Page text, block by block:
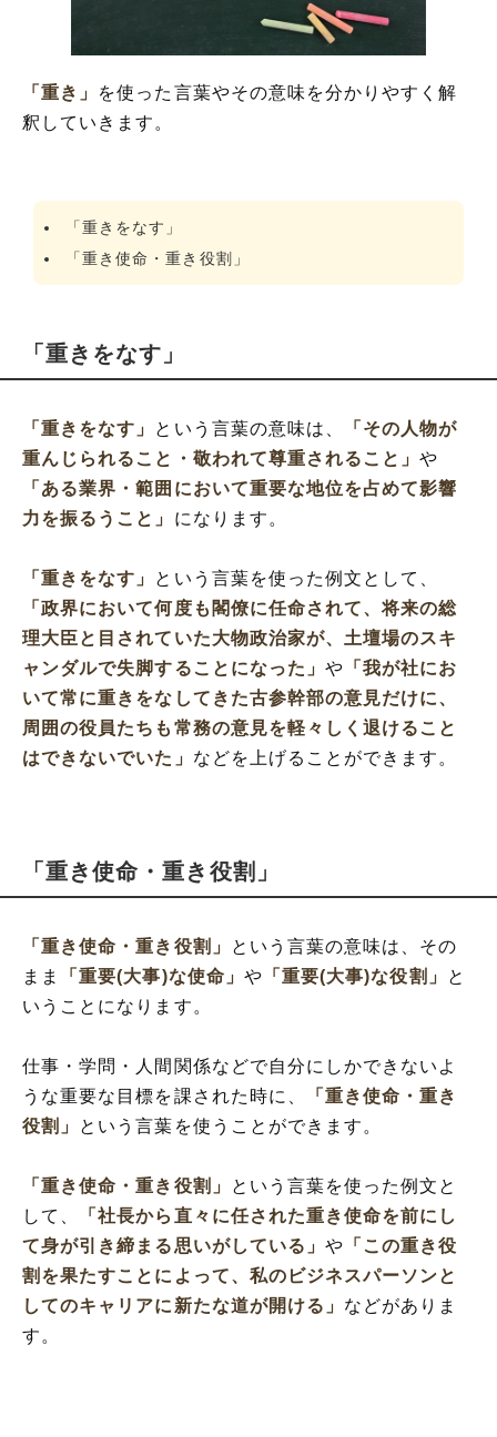
「重き」
を使った言葉やその意味を分かりやすく解
釈していきます。
「重きをなす」
「重き使命・重き役割」
「重きをなす」
「重きをなす」 という言葉の意味は、
「その人物が
重んじられること・敬われて尊重されること」や
「ある業界・範囲において重要な地位を占めて影響
力を振るうこと」 になります。
「重きをなす」 という言葉を使った例文として、
「政界において何度も閣僚に任命されて、将来の総
理大臣と目されていた大物政治家が、土壇場のスキ
ャンダルで失脚することになった」や 「我が社にお
いて常に重きをなしてきた古参幹部の意見だけに、
周囲の役員たちも常務の意見を軽々しく退けること
はできないでいた」 などを上げることができます。
「重き使命・重き役割」
「重き使命・重き役割」
という言葉の意味は、その
まま
「重要(大事)な使命」 や 「重要(大事)な役割」
と
いうことになります。
仕事・学問・人間関係などで自分にしかできないよ
うな重要な目標を課された時に、
「重き使命・重き
役割」
という言葉を使うことができます。
「重き使命・重き役割」
という言葉を使った例文と
して、
「社長から直々に任された重き使命を前にし
て身が引き締まる思いがしている」や 「この重き役
割を果たすことによって、私のビジネスパーソンと
してのキャリアに新たな道が開ける」 などがありま
す。